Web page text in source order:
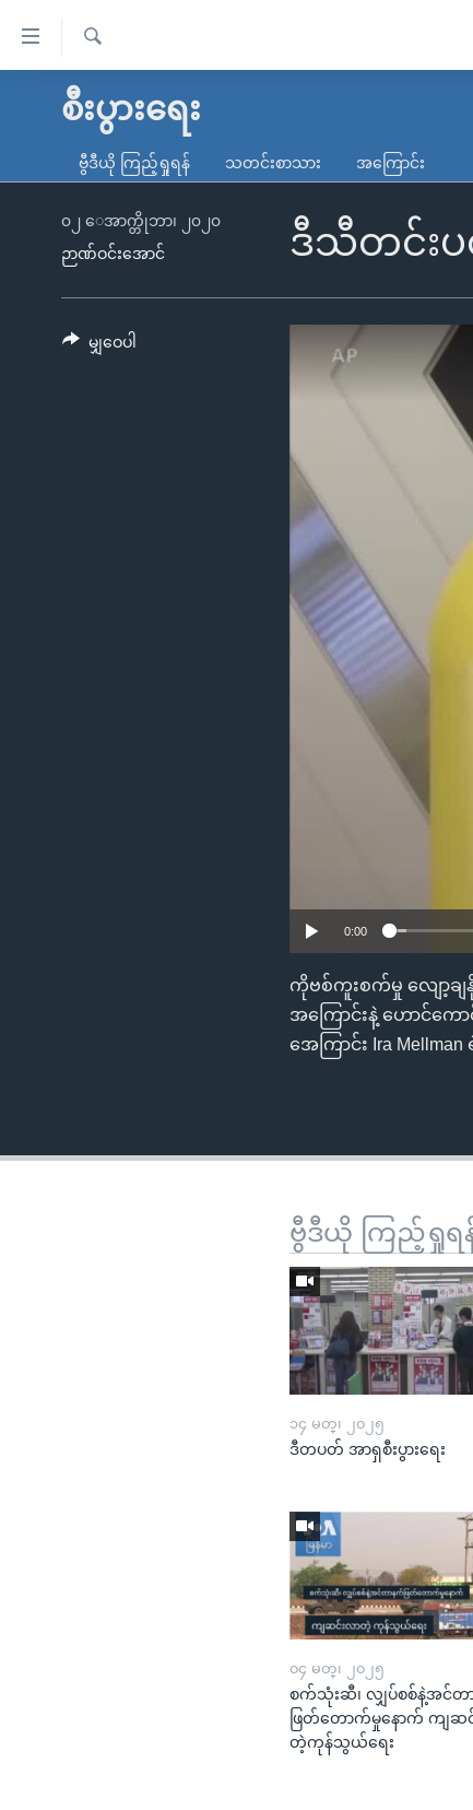
လွယ်ကူ
သည့်
မူလစာမျက်နှာ
ကမ္ဘာ့သတင်းများ
နိုင်ငံတကာ
အမေရိကန်
တရုတ်
အစ္စရေး-ပါလက်စတိုင်း
သတင်းလွတ်လပ်ခွင့်
ရပ်ဝန်းတခု လမ်းတခု အလွန်
အင်္ဂလိပ်စာလေ့လာမယ်
ရှာဖွေ
ရ
စီးပွားရေး
ဗွီဒီယို ကြည့်ရှုရန် သတင်းစာသား အကြောင်း
ဒီသီတင်းပ
၀၂ ေအာက္တိုဘာ၊ ၂၀၂၀
ဉာဏ်ဝင်းအောင်
0:00
ကိုဗစ်ကူးစက်မှု လျော့ခ
အကြောင်းနဲ့ ဟောင်ကေ
အေကြာင်း Ira
မျှဝေပါ
ဗွီဒီယို ကြည့်ရှုရ
၁၄ မတ္၊ ၂၀၂၅
ဒီတပတ် အာရှစီးပွားရေး
၀၄ မတ္၊ ၂၀၂၅
စက်သုံးဆီ၊ လျှပ်စစ်နဲ့အင်တ
ဖြတ်တောက်မှုနောက် ကျဆ
တဲ့ကုန်သွယ်ရေး​​​​​​​